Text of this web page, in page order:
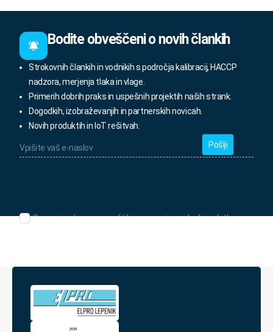
Bodite obveščeni o novih člankih
Strokovnih člankih in vodnikih s področja kalibracij, HACCP
nadzora, merjenja tlaka in vlage.
Primerih dobrih praks in uspešnih projektih naših strank.
Dogodkih, izobraževanjih in partnerskih novicah.
Novih produktih in IoT rešitvah.
vaš
e-
Seznanjen/-
politiko
varovanja
Seznanjen/-a sem s politiko varovanja osebnih podatkov.